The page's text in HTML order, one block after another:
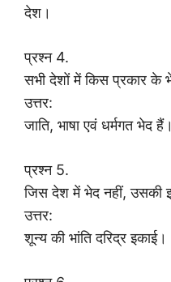
देश।
प्रश्न 4.
सभी देशों में किस प्रकार के
उत्तर:
जाति, भाषा एवं धर्मगत भेद हैं।
प्रश्न 5.
जिस देश में भेद नहीं, उसकी
उत्तर:
शून्य की भांति दरिद्र इकाई।